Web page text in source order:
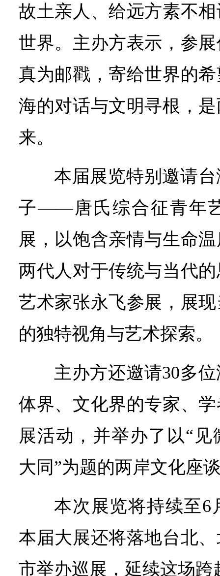
故土亲人、给远方素不
世界。主办方表示，参
真为邮戳，寄给世界的
海的对话与文明寻根，
来。
本届展览特别邀请
子——唐氏综合征青年
展，以饱含亲情与生命
两代人对于传统与当代
艺术家张永飞参展，展
的独特视角与艺术探索。
主办方还邀请30多
体界、文化界的专家、
展活动，并举办了以“
大同”为题的两岸文化座
本次展览将持续至6
本届大展还将落地台北
市举办巡展，延续这场